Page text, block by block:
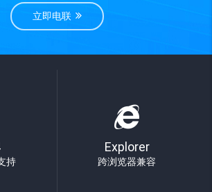
立即电联
持
Explorer
跨浏览器兼容